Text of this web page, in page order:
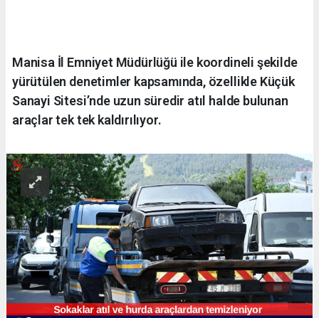
Manisa İl Emniyet Müdürlüğü ile koordineli şekilde
yürütülen denetimler kapsamında, özellikle Küçük
Sanayi Sitesi’nde uzun süredir atıl halde bulunan
araçlar tek tek kaldırılıyor.